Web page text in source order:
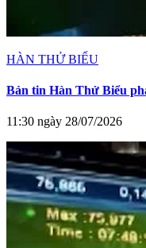
HÀN THỬ BIỂU
Bản tin Hàn Thử Biểu
11:30 ngày 28/07/2026